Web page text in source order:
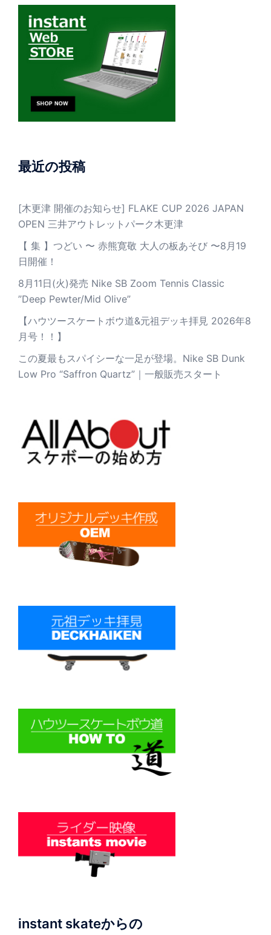
最近の投稿
[木更津 開催のお知らせ] FLAKE CUP 2026 JAPAN
OPEN 三井アウトレットパーク木更津
【 集 】つどい 〜 赤熊寛敬 大人の板あそび 〜8月19
日開催！
8月11日(火)発売 Nike SB Zoom Tennis Classic
”Deep Pewter/Mid Olive”
【ハウツースケートボウ道&元祖デッキ拝見 2026年8
月号！！】
この夏最もスパイシーな一足が登場。Nike SB Dunk
Low Pro “Saffron Quartz”｜一般販売スタート
instant skateからの